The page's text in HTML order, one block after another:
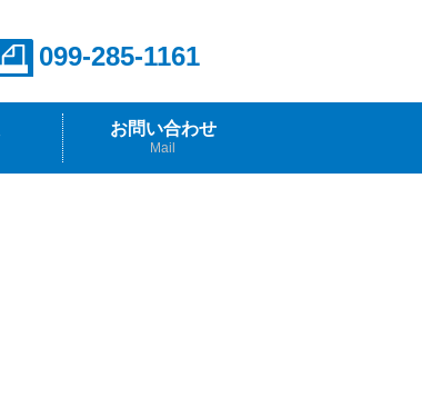
099-285-1161
お問い合わせ
Mail